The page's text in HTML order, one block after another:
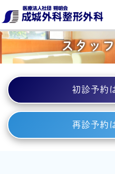
スタッ
初診予約
再診予約